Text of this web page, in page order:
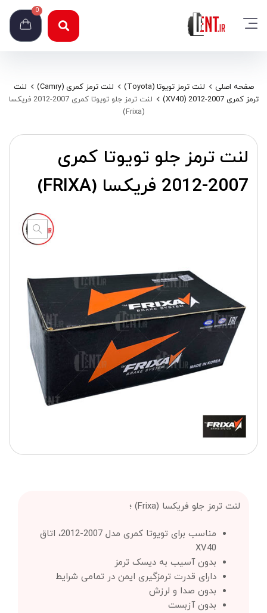
0
صفحه اصلی لنت ترمز تویوتا (Toyota) لنت ترمز کمری (Camry)
لنت
ترمز کمری 2007-2012 (XV40)
لنت ترمز جلو تویوتا کمری 2007-2012 فریکسا
(Frixa)
لنت ترمز جلو تویوتا کمری
2007-2012 فریکسا (FRIXA)
لنت ترمز جلو فریکسا (Frixa) ؛
مناسب برای تویوتا کمری مدل 2007-2012، اتاق
XV40
بدون آسیب به دیسک ترمز
دارای قدرت ترمزگیری ایمن در تمامی شرایط
بدون صدا و لرزش
بدون آزبست